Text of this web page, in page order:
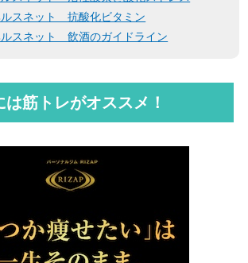
スネット 抗酸化ビタミン
スネット 飲酒のガイドライン
筋トレがオススメ！